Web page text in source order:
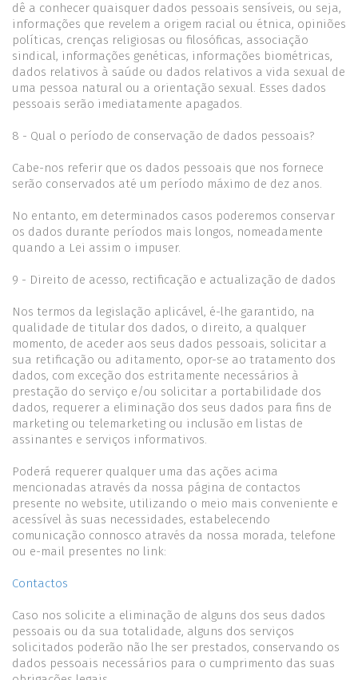
dê a conhecer quaisquer dados pessoais sensíveis, ou seja,
informações que revelem a origem racial ou étnica, opiniões
políticas, crenças religiosas ou filosóficas, associação
sindical, informações genéticas, informações biométricas,
dados relativos à saúde ou dados relativos a vida sexual de
uma pessoa natural ou a orientação sexual. Esses dados
pessoais serão imediatamente apagados.
8 - Qual o período de conservação de dados pessoais?
Cabe-nos referir que os dados pessoais que nos fornece
serão conservados até um período máximo de dez anos.
No entanto, em determinados casos poderemos conservar
os dados durante períodos mais longos, nomeadamente
quando a Lei assim o impuser.
9 - Direito de acesso, rectificação e actualização de dados
Nos termos da legislação aplicável, é-lhe garantido, na
qualidade de titular dos dados, o direito, a qualquer
momento, de aceder aos seus dados pessoais, solicitar a
sua retificação ou aditamento, opor-se ao tratamento dos
dados, com exceção dos estritamente necessários à
prestação do serviço e/ou solicitar a portabilidade dos
dados, requerer a eliminação dos seus dados para fins de
marketing ou telemarketing ou inclusão em listas de
assinantes e serviços informativos.
Poderá requerer qualquer uma das ações acima
mencionadas através da nossa página de contactos
presente no website, utilizando o meio mais conveniente e
acessível às suas necessidades, estabelecendo
comunicação connosco através da nossa morada, telefone
ou e-mail presentes no link:
Contactos
Caso nos solicite a eliminação de alguns dos seus dados
pessoais ou da sua totalidade, alguns dos serviços
solicitados poderão não lhe ser prestados, conservando os
dados pessoais necessários para o cumprimento das suas